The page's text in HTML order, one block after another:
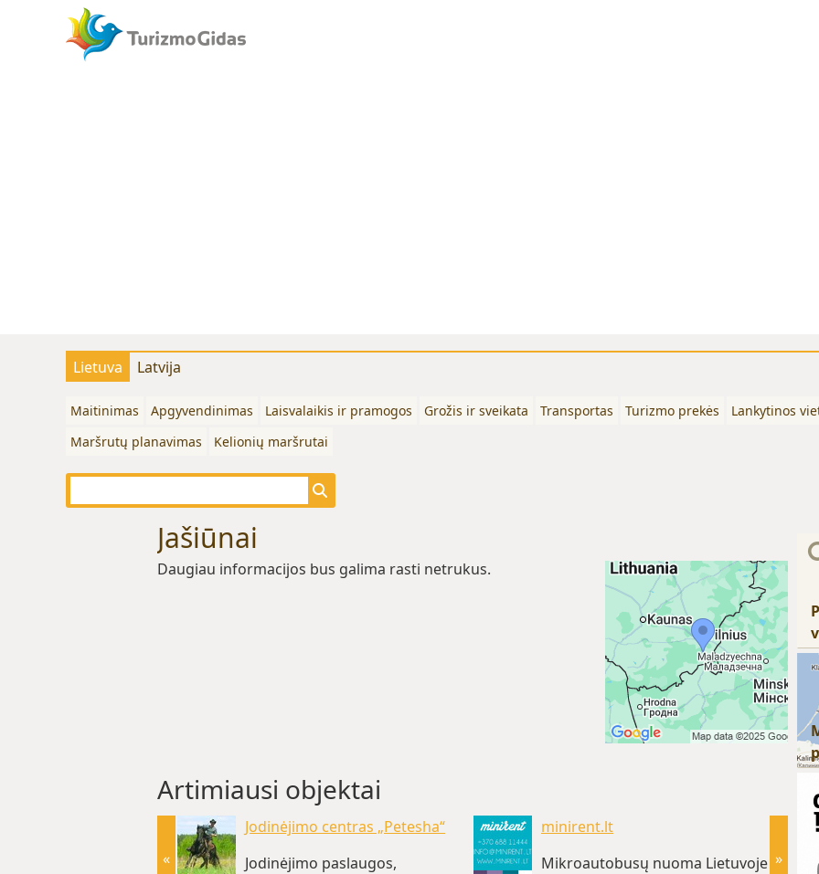
Lietuva Latvija
Maitinimas Apgyvendinimas Laisvalaikis ir pramogos Grožis ir sveikata Transportas Turizmo prekės Lankytinos
Maršrutų planavimas
Kelionių maršrutai
Jašiūnai
Daugiau informacijos bus galima rasti netrukus.
Artimiausi objektai
Jodinėjimo centras „Petesha“
Jodinėjimo paslaugos,
minirent.lt
Mikroautobusų nuoma Lietuvoje »
«